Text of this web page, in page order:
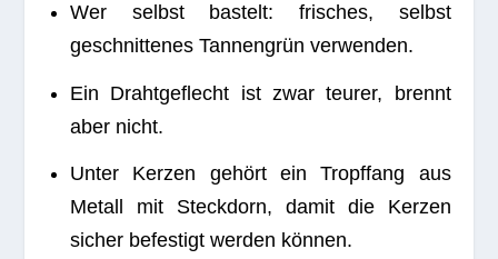
Wer selbst bas­telt: fri­sches, selbst
geschnit­te­nes Tan­nen­grün verwenden.
Ein Draht­ge­flecht ist zwar teu­rer, brennt
aber nicht.
Unter Ker­zen gehört ein Tropf­fang aus
Metall mit Steck­dorn, damit die Ker­zen
sicher befes­tigt wer­den können.